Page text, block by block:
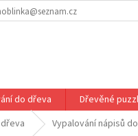
do dřeva Dřevěné
Vypalování nápisů